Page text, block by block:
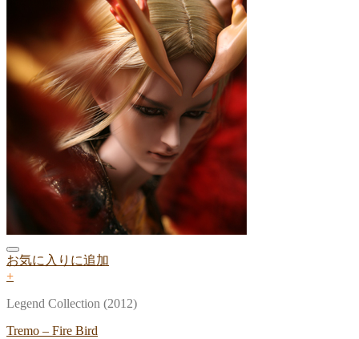
お気に入りに追加
+
Legend Collection (2012)
Tremo – Fire Bird